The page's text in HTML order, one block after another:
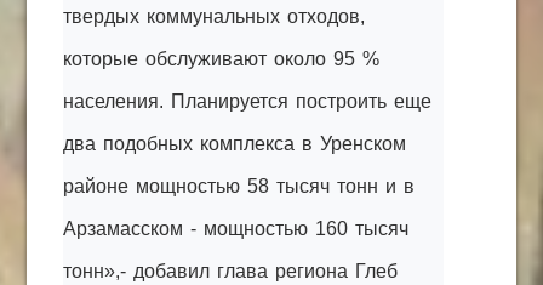
твердых коммунальных отходов,
которые обслуживают около 95 %
населения. Планируется построить еще
два подобных комплекса в Уренском
районе мощностью 58 тысяч тонн и в
Арзамасском - мощностью 160 тысяч
тонн»,- добавил глава региона Глеб